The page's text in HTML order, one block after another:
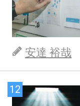
安達 裕哉
12